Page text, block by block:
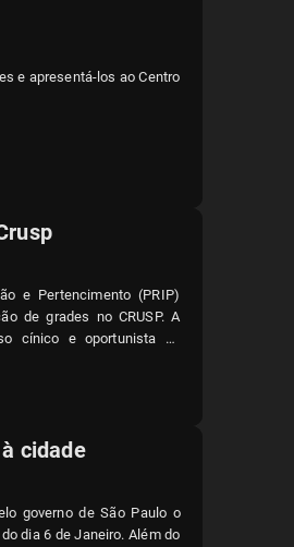
e apresentá-los ao Centro
e Pertencimento (PRIP)
de grades no CRUSP. A
cínico e oportunista de
sendo barrada após
dos centros acadêmicos
cidade
governo de São Paulo o
dia 6 de Janeiro. Além do